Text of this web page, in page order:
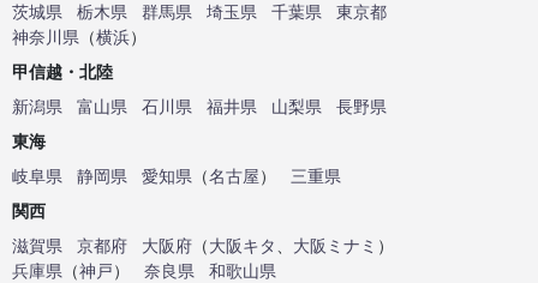
茨城県
栃木県 群馬県 埼玉県 千葉県
東京都
神奈川県 （横浜）
甲信越・北陸
新潟県
富山県 石川県 福井県 山梨県
長野県
東海
岐阜県
静岡県 愛知県 （名古屋）
三重県
関西
滋賀県
京都府 大阪府 （大阪キタ 大阪ミナミ ）
兵庫県 （神戸） 奈良県
和歌山県